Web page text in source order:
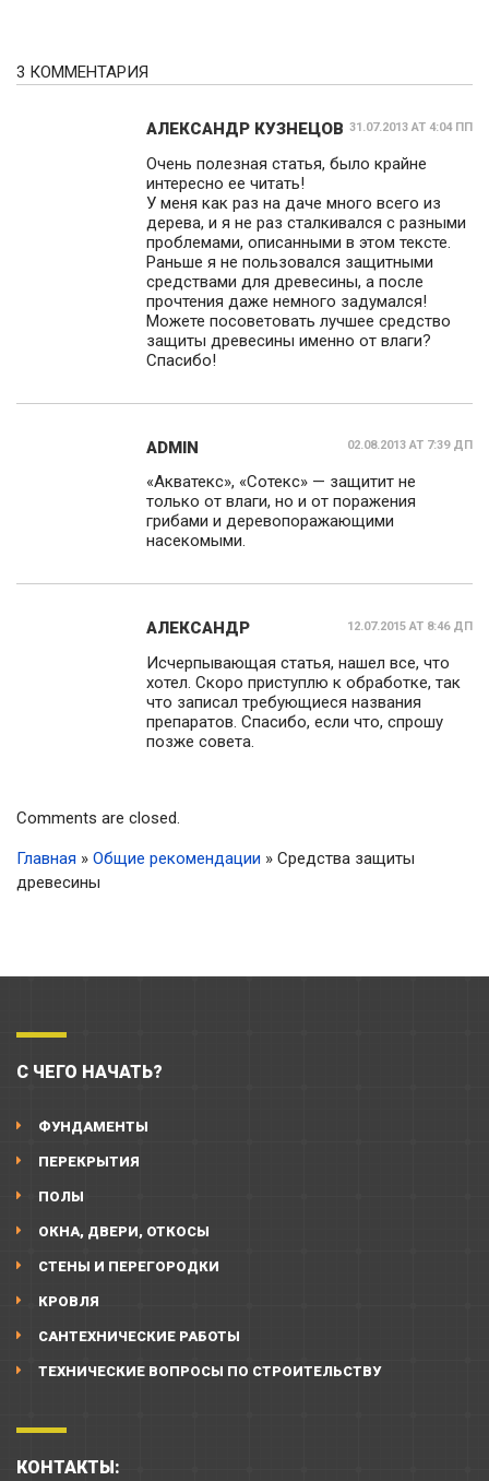
3 КОММЕНТАРИЯ
АЛЕКСАНДР КУЗНЕЦОВ 31.07.2013 AT 4:04 ПП
Очень полезная статья, было крайне
интересно ее читать!
У меня как раз на даче много всего из
дерева, и я не раз сталкивался с разными
проблемами, описанными в этом тексте.
Раньше я не пользовался защитными
средствами для древесины, а после
прочтения даже немного задумался!
Можете посоветовать лучшее средство
защиты древесины именно от влаги?
Спасибо!
ADMIN 02.08.2013 AT 7:39 ДП
«Акватекс», «Сотекс» — защитит не
только от влаги, но и от поражения
грибами и деревопоражающими
насекомыми.
АЛЕКСАНДР 12.07.2015 AT 8:46 ДП
Исчерпывающая статья, нашел все, что
хотел. Скоро приступлю к обработке, так
что записал требующиеся названия
препаратов. Спасибо, если что, спрошу
позже совета.
Comments are closed.
Главная » Общие рекомендации » Средства защиты
древесины
С ЧЕГО НАЧАТЬ?
ФУНДАМЕНТЫ
ПЕРЕКРЫТИЯ
ПОЛЫ
ОКНА, ДВЕРИ, ОТКОСЫ
СТЕНЫ И ПЕРЕГОРОДКИ
КРОВЛЯ
САНТЕХНИЧЕСКИЕ РАБОТЫ
ТЕХНИЧЕСКИЕ ВОПРОСЫ ПО СТРОИТЕЛЬСТВУ
КОНТАКТЫ: